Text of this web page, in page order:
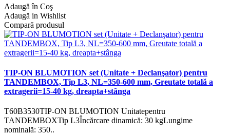
Adaugă în Coş
Adaugă in Wishlist
Compară produsul
TIP-ON BLUMOTION set (Unitate + Declanşator) pentru
TANDEMBOX, Tip L3, NL=350-600 mm, Greutate totală a
extragerii=15-40 kg, dreapta+stânga
T60B3530TIP-ON BLUMOTION Unitatepentru
TANDEMBOXTip L3Încărcare dinamică: 30 kgLungime
nominală: 350..